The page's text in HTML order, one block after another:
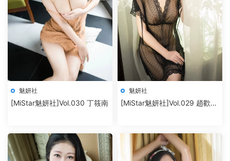
魅妍社
[MiStar魅妍社]Vol.030 丁筱南
魅妍社
[MiStar魅妍社]Vol.029 趙歡顔